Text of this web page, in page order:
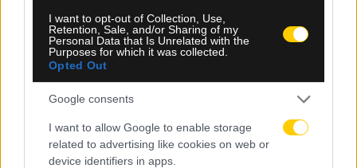
I want to opt-out of Collection, Use,
Retention, Sale, and/or Sharing of my
Personal Data that Is Unrelated with the
Purposes for which it was collected.
Opted Out
Google consents
I want to allow Google to enable storage
related to advertising like cookies on web or
device identifiers in apps.
07.08.2026, 14:26